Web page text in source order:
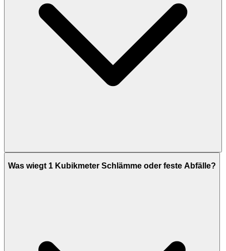
Was wiegt 1 Kubikmeter Schlämme oder feste Abfälle?